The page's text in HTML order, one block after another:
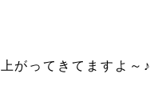
がってきてますよ～♪